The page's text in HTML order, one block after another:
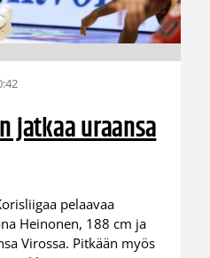
jatkaa uraansa
pelaavaa
Heinonen, 188 cm ja
Virossa. Pitkään myös